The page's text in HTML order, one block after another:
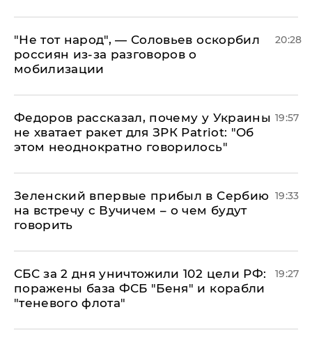
​"Не тот народ", — Соловьев оскорбил
россиян из-за разговоров о
мобилизации
20:28
Федоров рассказал, почему у Украины
не хватает ракет для ЗРК Patriot: "Об
этом неоднократно говорилось"
19:57
Зеленский впервые прибыл в Сербию
на встречу с Вучичем – о чем будут
говорить
19:33
СБС за 2 дня уничтожили 102 цели РФ:
поражены база ФСБ "Беня" и корабли
"теневого флота"
19:27